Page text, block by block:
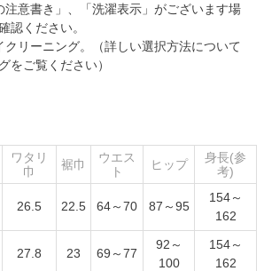
注意書き」、「洗濯表示」がございます場
認ください。
リーニング。（詳しい選択方法について
をご覧ください）
ワタリ
巾
裾巾
ウエス
ト
ヒップ
身長(参
考)
26.5 22.5 64～70 87～95
154～
162
27.8 23 69～77
92～
100
154～
162